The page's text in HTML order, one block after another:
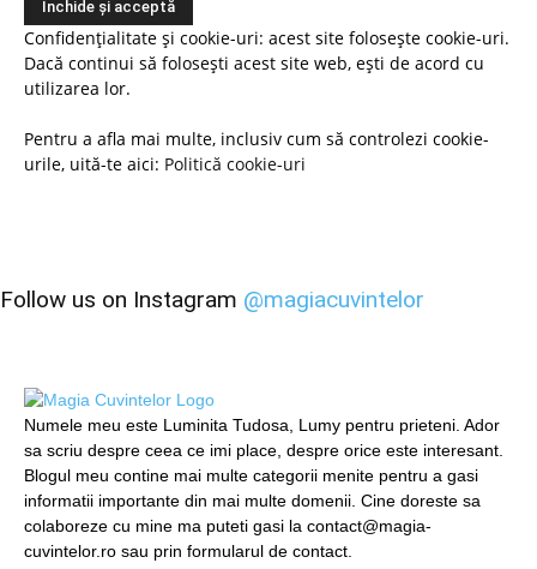
Confidențialitate și cookie-uri: acest site folosește cookie-uri.
Dacă continui să folosești acest site web, ești de acord cu
utilizarea lor.
Pentru a afla mai multe, inclusiv cum să controlezi cookie-
urile, uită-te aici: Politică cookie-uri
Follow us on Instagram @magiacuvintelor
Numele meu este Luminita Tudosa, Lumy pentru prieteni. Ador
sa scriu despre ceea ce imi place, despre orice este interesant.
Blogul meu contine mai multe categorii menite pentru a gasi
informatii importante din mai multe domenii. Cine doreste sa
colaboreze cu mine ma puteti gasi la contact@magia-
cuvintelor.ro sau prin formularul de contact.